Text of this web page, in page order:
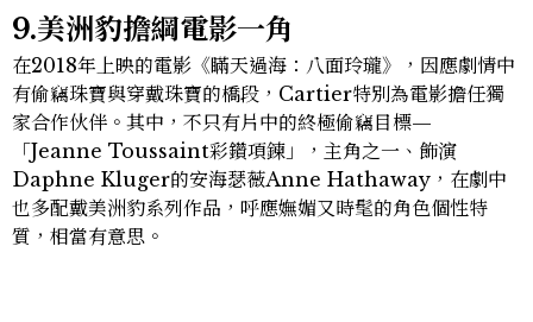
9.美洲豹擔綱電影一角
在2018年上映的電影《瞞天過海：八面玲瓏》，因應劇情中
有偷竊珠寶與穿戴珠寶的橋段，Cartier特別為電影擔任獨
家合作伙伴。其中，不只有片中的終極偷竊目標—
「Jeanne Toussaint彩鑽項鍊」，主角之一、飾演
Daphne Kluger的安海瑟薇Anne Hathaway，在劇中
也多配戴美洲豹系列作品，呼應嫵媚又時髦的角色個性特
質，相當有意思。